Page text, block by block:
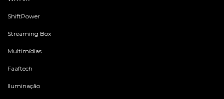
ShiftPower
Streaming Box
Multimídias
Faaftech
Iluminação